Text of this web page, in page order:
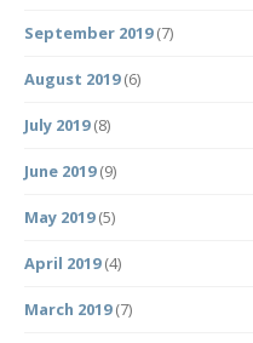
September 2019(7)
August 2019(6)
July 2019(8)
June 2019(9)
May 2019(5)
April 2019(4)
March 2019(7)